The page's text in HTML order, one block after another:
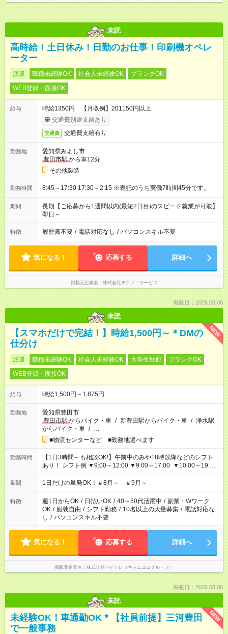
未読
高時給！土日休み！日勤のお仕事！印刷機オペレ
ーター
派遣 職種未経験OK 社会人未経験OK
ブランクOK
WEB登録・面接OK
給与
時給1350円 【月収例】201150円以上
交通費別途支給あり
交通費 交通費支給有り
勤務地
愛知県みよし市
豊田市駅から車12分
その他製造
勤務時間 8:45～17:30 17:30～2:15 ※表記のうち実働7時間45分です。
期間
長期【ご応募から1週間以内(最短2日目)のスピード就業が可能】
即日～
特徴 履歴書不要 / 電話対応なし / パソコンスキル不要
気になる！ 応募する 詳細へ
掲載元企業名 株式会社テクノ・サービス
掲載日：2026.08.06
未読
NEW
【スマホだけで完結！】時給1,500円～＊DMの
仕分け
派遣 職種未経験OK 社会人未経験OK 大学生歓迎
ブランクOK
WEB登録・面接OK
給与 時給1,500円～1,875円
勤務地
愛知県豊田市
豊田市駅からバイク・車 / 新豊田駅からバイク・車 / 浄水駅
からバイク・車 / …
■物流センターなど ■勤務地選べます
勤務時間
【1日3時間～も相談OK!】午前中のみや18時以降などのシフト
あり！ シフト例 ▼9:00～12:00 ▼9:00～17:00 ▼10:00～19:00
▼18:00～21:00
期間 1日だけの単発OK！＃8月～ ＃9月～
特徴 週1日からOK / 日払いOK / 40～50代活躍中 / 副業・Wワーク
OK / 服装自由 / シフト勤務 / 10名以上の大量募集 / 電話対応な
し / パソコンスキル不要
気になる！ 応募する 詳細へ
掲載元企業名 株式会社バイトレ（キャムコムグループ）
掲載日：2026.08.06
未読
NEW
未経験OK！車通勤OK＊【社員前提】三河豊田
で一般事務